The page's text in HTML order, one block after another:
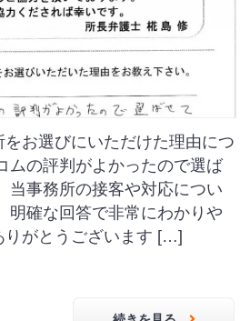
お選びにいただけた理由につ
ムの評判がよかったので選ば
当事務所の接客や対応につい
明確な回答で非常にわかりや
りがとうございます […]